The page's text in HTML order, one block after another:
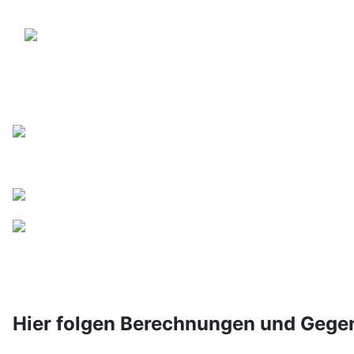
Hier folgen Berechnungen und